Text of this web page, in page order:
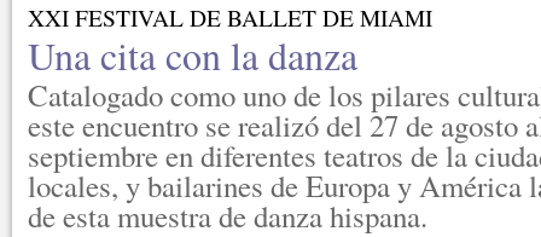
XXI FESTIVAL DE BALLET DE MIAMI
Una cita con la danza
Catalogado como uno de los pilares
este encuentro se realizó del 27 de agosto
septiembre en diferentes teatros de la
locales, y bailarines de Europa y América
de esta muestra de danza hispana.